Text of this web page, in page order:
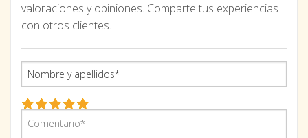
valoraciones y opiniones. Comparte tus experiencias
con otros clientes.